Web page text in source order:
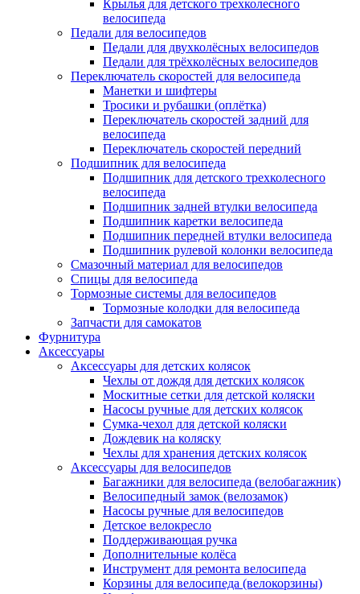
Крылья для детского трехколесного
велосипеда
Педали для велосипедов
Педали для двухколёсных велосипедов
Педали для трёхколёсных велосипедов
Переключатель скоростей для велосипеда
Манетки и шифтеры
Тросики и рубашки (оплётка)
Переключатель скоростей задний для
велосипеда
Переключатель скоростей передний
Подшипник для велосипеда
Подшипник для детского трехколесного
велосипеда
Подшипник задней втулки велосипеда
Подшипник каретки велосипеда
Подшипник передней втулки велосипеда
Подшипник рулевой колонки велосипеда
Смазочный материал для велосипедов
Спицы для велосипеда
Тормозные системы для велосипедов
Тормозные колодки для велосипеда
Запчасти для самокатов
Фурнитура
Аксессуары
Аксессуары для детских колясок
Чехлы от дождя для детских колясок
Москитные сетки для детской коляски
Насосы ручные для детских колясок
Сумка-чехол для детской коляски
Дождевик на коляску
Чехлы для хранения детских колясок
Аксессуары для велосипедов
Багажники для велосипеда (велобагажник)
Велосипедный замок (велозамок)
Насосы ручные для велосипедов
Детское велокресло
Поддерживающая ручка
Дополнительные колёса
Инструмент для ремонта велосипеда
Корзины для велосипеда (велокорзины)